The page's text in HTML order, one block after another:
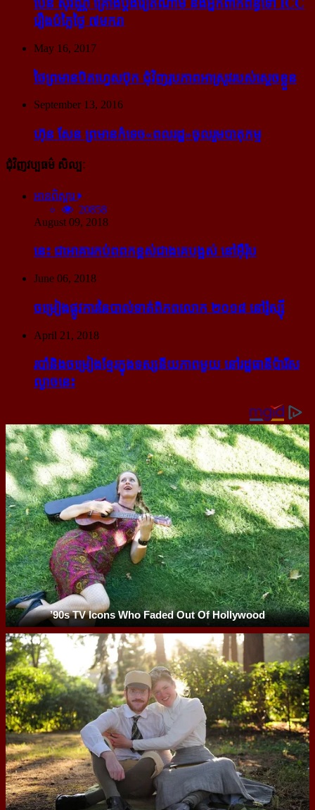
ប៉ែន សុវណ្ណ គ្រោង​ប្តឹង​វៀតណាម និង​អ្នក​ពាក់​ព័ន្ធ​ទៅ ICC
រឿង​បំភ្លៃ​ថ្ងៃ ៧​មករា
May 16, 2017
ថៃ​ព្រមាន​បិត​ហ្វេសប៊ុក ជុំ​វិញ​រូបភាព​អាស្រូវ​របស់​ស្ដេច​ខ្លួន
September 13, 2016
ហ៊ុន សែន ព្រមាន​កំទេច​«ពលរដ្ឋ»​ចូលរួម​បាតុកម្ម
ជុំវិញវប្បធម៌ សិល្បៈ
អានពិស្ដារ
20858
August 09, 2018
នេះ ជា​អាគារ​កប់​ពពក​ខ្ពស់​ជាង​គេ​បង្អស់ នៅ​អ៊ឺរ៉ុប
June 06, 2018
ចម្រៀង​ផ្លូវការ​នៃ​បាល់ទាត់​ពិភពលោក ២០១៨ នៅ​រ៉ូស្ស៊ី
April 21, 2018
របាំ​និង​ចម្រៀង​ខ្មែរ​ក្នុង​ទស្សនីយភាព​មួយ នៅ​រដ្ឋធានី​ប៉ារីស​
ល្ងាច​នេះ